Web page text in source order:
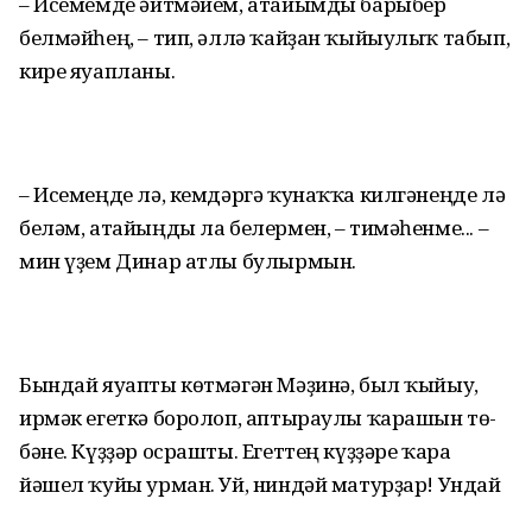
белмәйһең, – тип, әллә ҡайҙан ҡыйыу­лыҡ табып,
кире яуапланы.
– Исемеңде лә, кемдәргә ҡунаҡҡа килгәнеңде лә
беләм, атайыңды ла белермен, – тимәһенме... – Ә
мин үҙем Динар атлы булырмын.
Бындай яуапты көтмәгән Мәҙинә, был ҡыйыу,
ирмәк егеткә боролоп, аптыраулы ҡарашын тө­
бәне. Күҙҙәр осрашты. Егеттең күҙҙәре ҡара
йәшел ҡуйы урман. Уй, ниндәй матурҙар! Ундай